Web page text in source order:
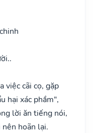
việc cãi cọ, gặp
hại xác phầm",
lời ăn tiếng nói,
hoãn lại.